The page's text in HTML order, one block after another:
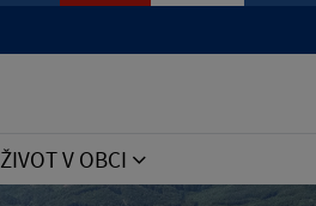
ŽIVOT V OBCI